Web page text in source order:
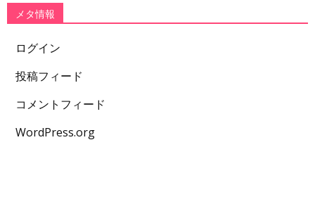
メタ情報
ログイン
投稿フィード
コメントフィード
WordPress.org